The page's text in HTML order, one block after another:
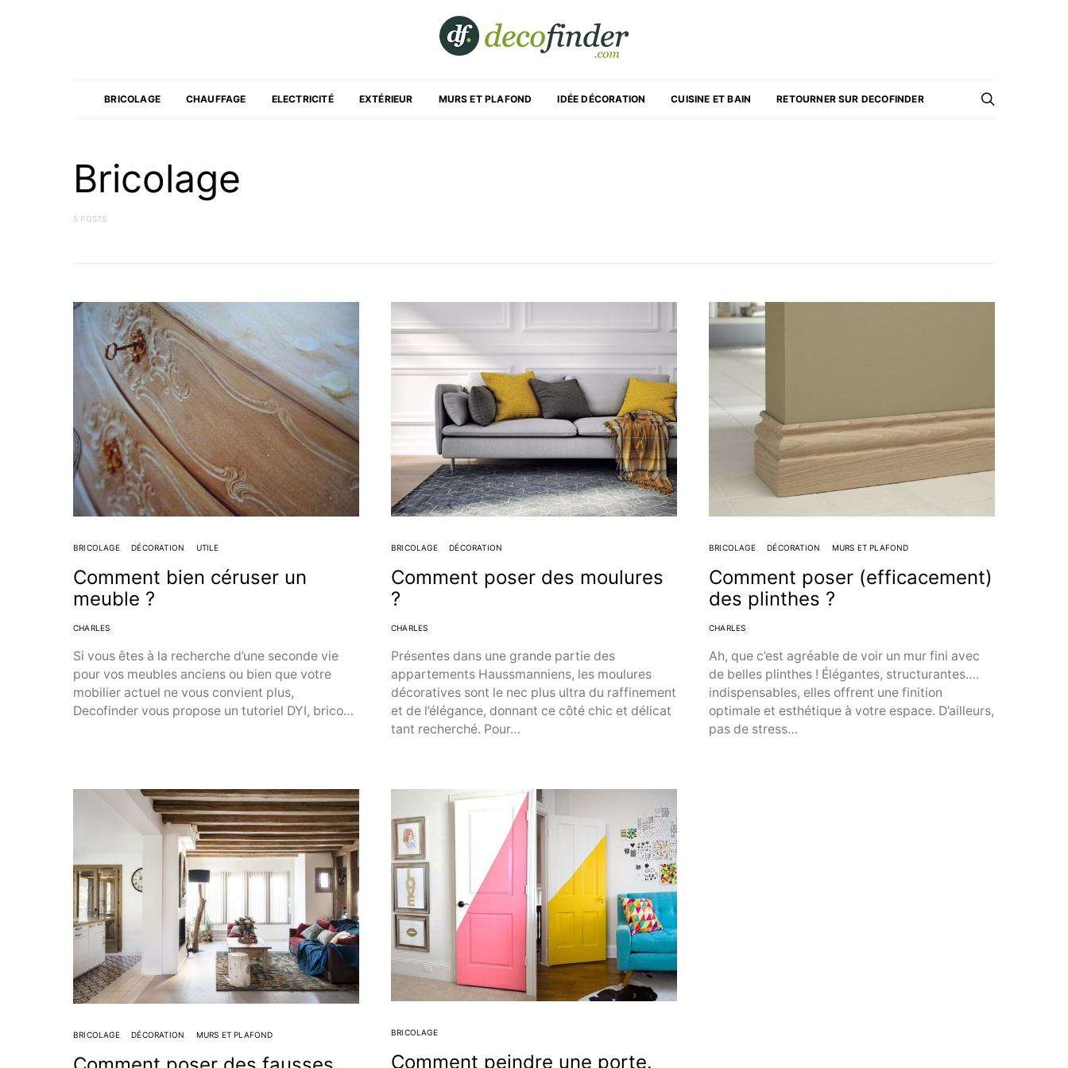
BRICOLAGE CHAUFFAGE ELECTRICITÉ EXTÉRIEUR MURS ET PLAFOND IDÉE DÉCORATION CUISINE ET BAIN RETOURNER SUR DECOFINDER
Bricolage
5 POSTS
BRICOLAGE DÉCORATION UTILE
Comment bien céruser un
meuble ?
CHARLES
Si vous êtes à la recherche d’une seconde vie
pour vos meubles anciens ou bien que votre
mobilier actuel ne vous convient plus,
Decofinder vous propose un tutoriel DYI, brico…
BRICOLAGE DÉCORATION
Comment poser des moulures
?
CHARLES
Présentes dans une grande partie des
appartements Haussmanniens, les moulures
décoratives sont le nec plus ultra du raffinement
et de l’élégance, donnant ce côté chic et délicat
tant recherché. Pour…
BRICOLAGE DÉCORATION MURS ET PLAFOND
Comment poser (efficacement)
des plinthes ?
CHARLES
Ah, que c’est agréable de voir un mur fini avec
de belles plinthes ! Élégantes, structurantes….
indispensables, elles offrent une finition
optimale et esthétique à votre espace. D’ailleurs,
pas de stress…
BRICOLAGE DÉCORATION MURS ET PLAFOND BRICOLAGE
Comment peindre une porte.